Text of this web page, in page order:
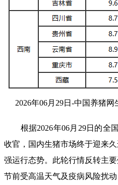
2026年06月29日-中国养猪网
根据2026年06月29日的全
收官，国内生猪市场终于迎来
强运行态势。此轮行情反转主
节前受高温天气及疫病风险扰